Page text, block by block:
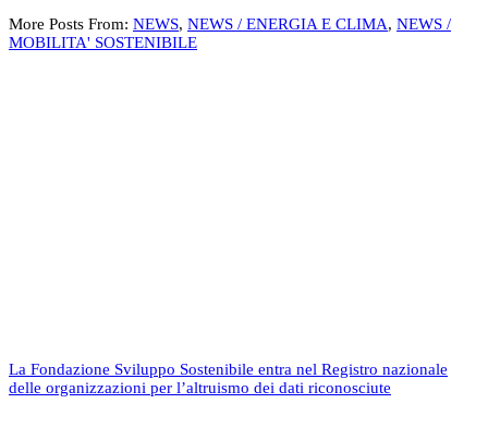
More Posts From: NEWS, NEWS / ENERGIA E CLIMA, NEWS /
MOBILITA' SOSTENIBILE
La Fondazione Sviluppo Sostenibile entra nel Registro nazionale
delle organizzazioni per l’altruismo dei dati riconosciute